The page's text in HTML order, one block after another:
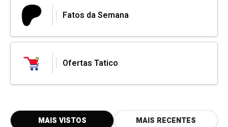
Fatos da Semana
Ofertas Tatico
MAIS VISTOS MAIS RECENTES